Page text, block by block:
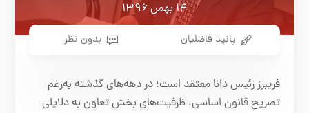
۱۴ بهمن ۱۳۹۶
پانید فاضلیان بدون نظر
فریبرز رئیس دانا معتقد است؛ در دهه‌های گذشته به‌رغم
تصریح قانون اساسی، ظرفیت‌های بخش تعاون به دلایلی